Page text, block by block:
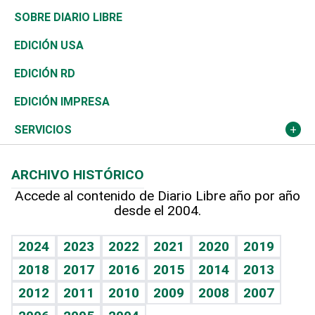
José Boquete
Reportajes
Asia
África
Ocenanía
Caribe
Resto del mundo
Consumo
Vivienda
Telecom.
Global y variable
Economía personal
Belleza
Buena Vida
Sociales
Novedades
Podcast Arte Libre
Hablando con el pediatra
Vida y familia
Eñe
Celebrando la vida
Golf
Ciclismo
Tenis
Olimpismo
Más deportes
Línea de hit
TBT Deportivo
De buena tinta
En Directo
El Espía
Noticiero Poteleche
Columnistas
Clima
Tecnología
Historia
Martes de tecnología
Cambio climático
Mundo
Economía
Revista
Deportes
Opinión
Hecho en casa
Guía del dinero
SOBRE DIARIO LIBRE
EDICIÓN USA
EDICIÓN RD
EDICIÓN IMPRESA
SERVICIOS
Cumpleaños
Horóscopos
Crucigramas
ARCHIVO HISTÓRICO
Accede al contenido de Diario Libre año por año
desde el 2004.
2024 2023 2022 2021 2020
2019
2018
2017 2016 2015 2014
2013
2012
2011 2010 2009 2008
2007